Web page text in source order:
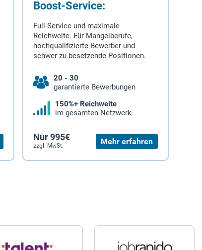
Boost-Service:
Full-Service und maximale
Reichweite. Für Mangelberufe,
hochqualifizierte Bewerber und
schwer zu besetzende Positionen.
20 - 30
garantierte Bewerbungen
150%+ Reichweite
im gesamten Netzwerk
Nur 995€
zzgl. MwSt. Mehr erfahren